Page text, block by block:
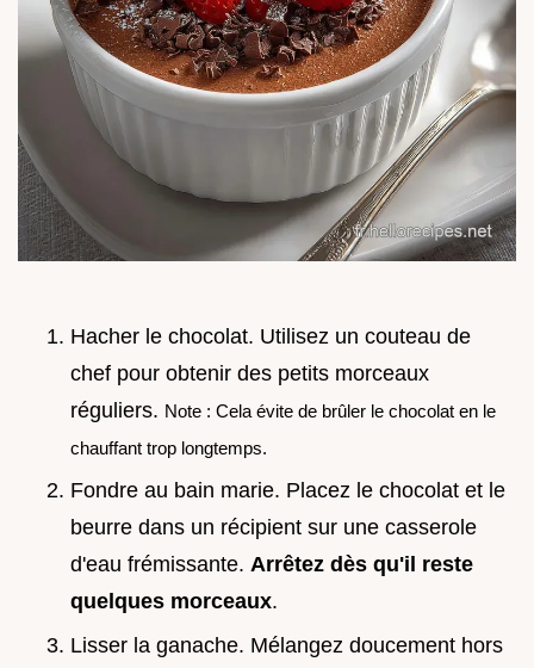
Hacher le chocolat. Utilisez un couteau de
chef pour obtenir des petits morceaux
réguliers. Note : Cela évite de brûler le chocolat en le
chauffant trop longtemps.
Fondre au bain marie. Placez le chocolat et le
beurre dans un récipient sur une casserole
d'eau frémissante. Arrêtez dès qu'il reste
quelques morceaux.
Lisser la ganache. Mélangez doucement hors